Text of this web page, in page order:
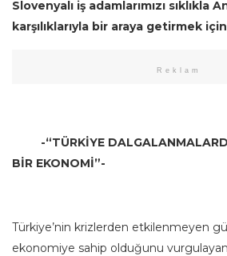
Slovenyalı iş adamlarımızı sıklıkla
karşılıklarıyla bir araya getirmek
Reklam
-“TÜRKİYE
BİR EKONOMİ”-
Türkiye’nin krizlerden etkilenmeyen
ekonomiye sahip olduğunu